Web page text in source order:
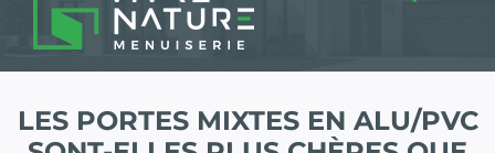
LES PORTES MIXTES EN ALU/PVC